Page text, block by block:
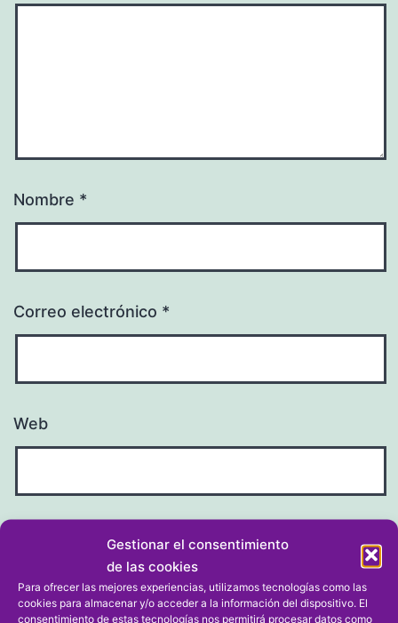
Gestionar el consentimiento
de las cookies
Para ofrecer las mejores experiencias, utilizamos tecnologías como las
cookies para almacenar y/o acceder a la información del dispositivo. El
consentimiento de estas tecnologías nos permitirá procesar datos como
Nombre *
Correo electrónico *
Web